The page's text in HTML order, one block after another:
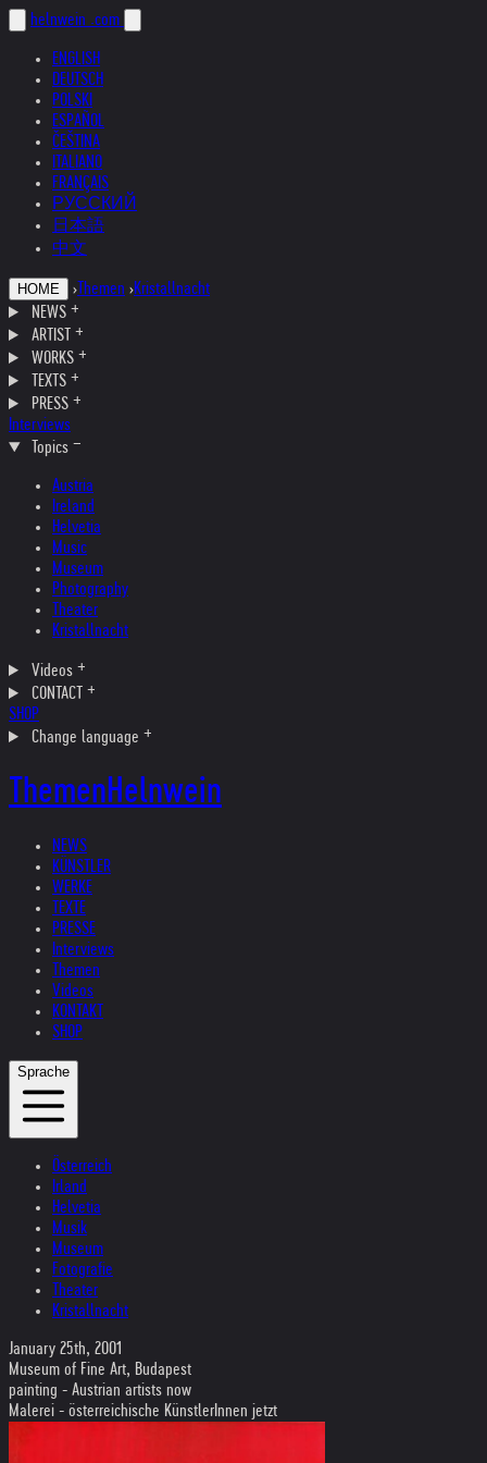
helnwein .com
ENGLISH
DEUTSCH
POLSKI
ESPAÑOL
ČEŠTINA
ITALIANO
FRANÇAIS
РУССКИЙ
日本語
中文
HOME › Themen ›Kristallnacht
NEWS
ARTIST
WORKS
TEXTS
PRESS
Interviews
Topics
Austria
Ireland
Helvetia
Music
Museum
Photography
Theater
Kristallnacht
Videos
CONTACT
SHOP
Change language
ThemenHelnwein
NEWS
KÜNSTLER
WERKE
TEXTE
PRESSE
Interviews
Themen
Videos
KONTAKT
SHOP
Sprache
Österreich
Irland
Helvetia
Musik
Museum
Fotografie
Theater
Kristallnacht
January 25th, 2001
Museum of Fine Art, Budapest
painting - Austrian artists now
Malerei - österreichische KünstlerInnen jetzt